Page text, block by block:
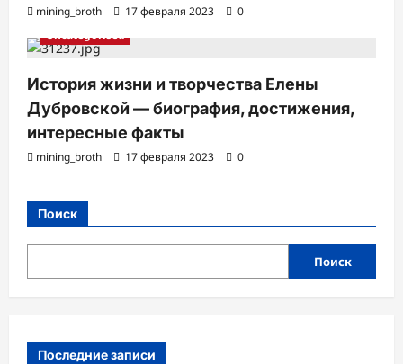
mining_broth 17 февраля 2023
0
Uncategorised
История жизни и творчества Елены
Дубровской — биография, достижения,
интересные факты
mining_broth 17 февраля 2023 0
Поиск
Поиск
Последние записи